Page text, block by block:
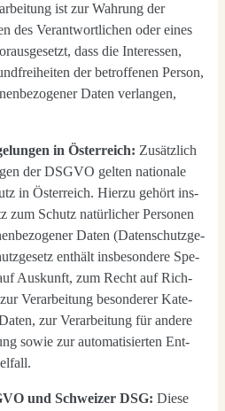
ist zur Wah­rung der
des Ver­ant­wort­li­chen oder eines
dass die Inter­es­sen,
der betrof­fe­nen Per­son,
Daten ver­lan­gen,
in Öster­reich: Zusätz­lich
der DSGVO gel­ten natio­na­le
in Öster­reich. Hier­zu gehört ins­
zum Schutz natür­li­cher Per­so­nen
Daten (Daten­schutz­ge­
ent­hält ins­be­son­de­re Spe­
Aus­kunft, zum Recht auf Rich­
Ver­ar­bei­tung beson­de­rer Kate­
zur Ver­ar­bei­tung für ande­re
sowie zur auto­ma­ti­sier­ten Ent­
und Schwei­zer DSG:Die­se